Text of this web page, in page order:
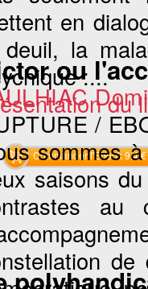
en
la
:...
du
Commander l'Ebook 9.4 €
ou
/
sommes
saisons
au